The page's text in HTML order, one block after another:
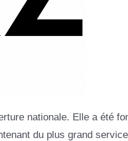
nationale. Elle a été
du plus grand